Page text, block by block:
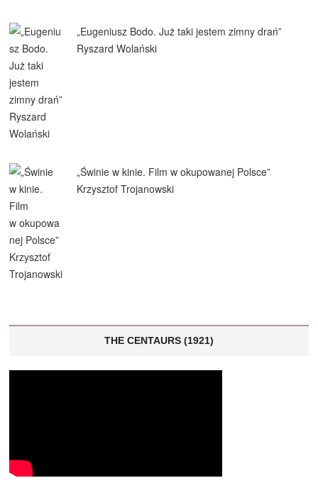
„Eugeniusz Bodo. Już taki jestem zimny drań”
Ryszard Wolański
„Świnie w kinie. Film w okupowanej Polsce”
Krzysztof Trojanowski
THE CENTAURS (1921)